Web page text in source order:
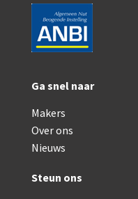
AOC,
Zeiss, modern
Ga snel naar
Makers
Over ons
Nieuws
Steun ons